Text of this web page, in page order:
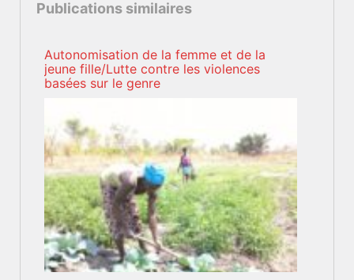
Publications similaires
Autonomisation de la femme et de la
jeune fille/Lutte contre les violences
basées sur le genre